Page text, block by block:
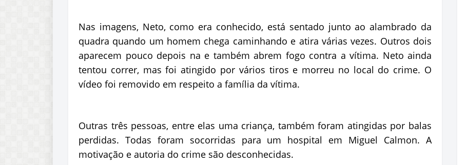
Nas imagens, Neto, como era conhecido, está sentado junto ao alambrado da
quadra quando um homem chega caminhando e atira várias vezes. Outros dois
aparecem pouco depois na e também abrem fogo contra a vítima. Neto ainda
tentou correr, mas foi atingido por vários tiros e morreu no local do crime. O
vídeo foi removido em respeito a família da vítima.
Outras três pessoas, entre elas uma criança, também foram atingidas por balas
perdidas. Todas foram socorridas para um hospital em Miguel Calmon. A
motivação e autoria do crime são desconhecidas.